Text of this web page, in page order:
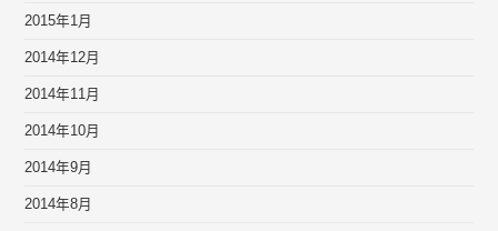
2015年1月
2014年12月
2014年11月
2014年10月
2014年9月
2014年8月